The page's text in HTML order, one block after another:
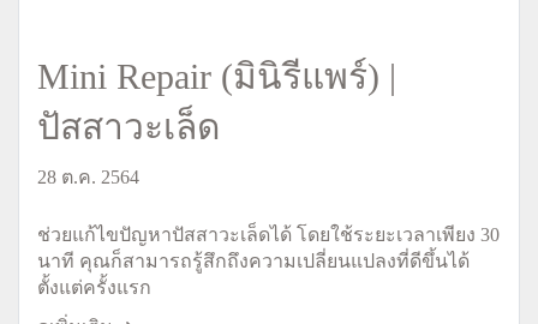
Mini Repair (มินิรีแพร์) |
ปัสสาวะเล็ด
28 ต.ค. 2564
ช่วยแก้ไขปัญหาปัสสาวะเล็ดได้ โดยใช้ระยะเวลาเพียง 30
นาที คุณก็สามารถรู้สึกถึงความเปลี่ยนแปลงที่ดีขึ้นได้
ตั้งแต่ครั้งแรก